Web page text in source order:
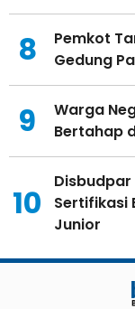
8
Pemkot
Gedung
9
Warga
Bertahap
10
Sertifikasi
Junior